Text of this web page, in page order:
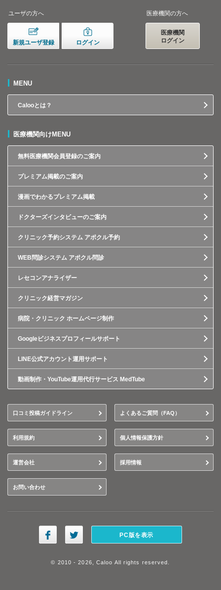
ユーザの方へ
新規ユーザ登録 ログイン
医療機関の方へ
医療機関
ログイン
MENU
Calooとは？
医療機関向けMENU
無料医療機関会員登録のご案内
プレミアム掲載のご案内
漫画でわかるプレミアム掲載
ドクターズインタビューのご案内
クリニック予約システム アポクル予約
WEB問診システム アポクル問診
レセコンアナライザー
クリニック経営マガジン
病院・クリニック ホームページ制作
Googleビジネスプロフィールサポート
LINE公式アカウント運用サポート
動画制作・YouTube運用代行サービス MedTube
口コミ投稿ガイドライン よくあるご質問（FAQ）
利用規約 個人情報保護方針
運営会社 採用情報
お問い合わせ
PC版を表示
© 2010 - 2026, Caloo All rights reserved.